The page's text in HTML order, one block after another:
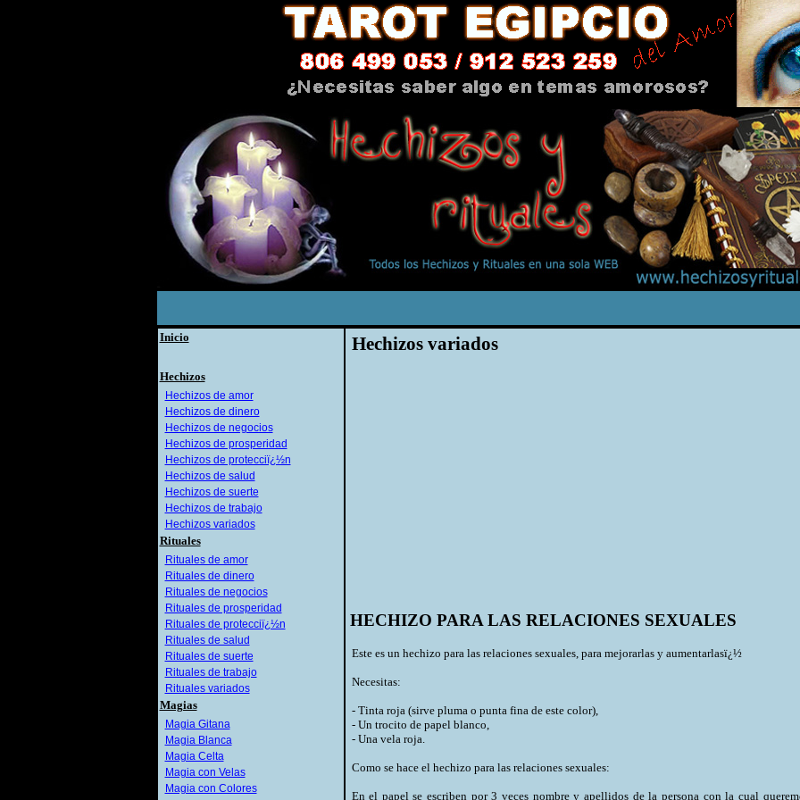
Inicio
Hechizos
Hechizos de amor
Hechizos de dinero
Hechizos de negocios
Hechizos de prosperidad
Hechizos de protecciï¿½n
Hechizos de salud
Hechizos de suerte
Hechizos de trabajo
Hechizos variados
Rituales
Rituales de amor
Rituales de dinero
Rituales de negocios
Rituales de prosperidad
Rituales de protecciï¿½n
Rituales de salud
Rituales de suerte
Rituales de trabajo
Rituales variados
Magias
Magia Gitana
Magia Blanca
Magia Celta
Magia con Velas
Magia con Colores
Hechizos variados
HECHIZO PARA LAS RELACIONES SEXUALES
Este es un hechizo para las relaciones sexuales, para mejorarlas y aumentarlasï¿½
Necesitas:
- Tinta roja (sirve pluma o punta fina de este color),
- Un trocito de papel blanco,
- Una vela roja.
Como se hace el hechizo para las relaciones sexuales:
En el papel se escriben por 3 veces nombre y apellidos de la persona con la cual